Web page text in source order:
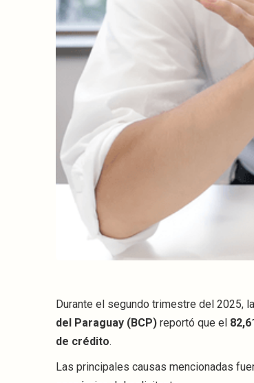
Durante el segundo trimestre del 2025, la
del Paraguay (BCP) reportó que el
de crédito.
Las principales causas mencionadas